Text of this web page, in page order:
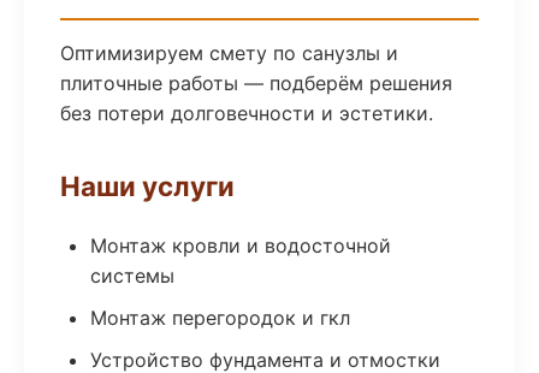
Оптимизируем смету по санузлы и
плиточные работы — подберём решения
без потери долговечности и эстетики.
Наши услуги
Монтаж кровли и водосточной
системы
Монтаж перегородок и гкл
Устройство фундамента и отмостки